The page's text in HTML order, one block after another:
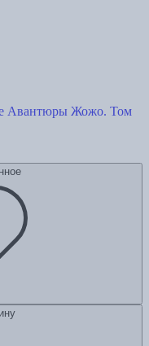
Авантюры Жожо. Том